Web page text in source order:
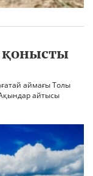
қонысты
аймағы Толы
айтысы